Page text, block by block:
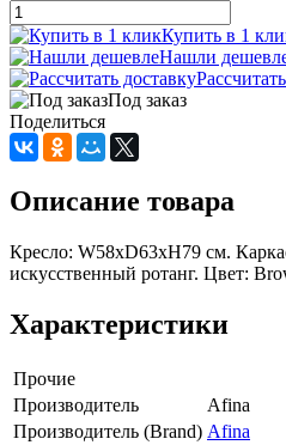
Купить в 1
Нашли
Под заказ
Поделиться
Описание товара
Кресло: W58xD63xH79 см.
искусственный ротанг. Цвет:
Характеристики
Прочие
Производитель
Afina
Производитель (Brand) Afina